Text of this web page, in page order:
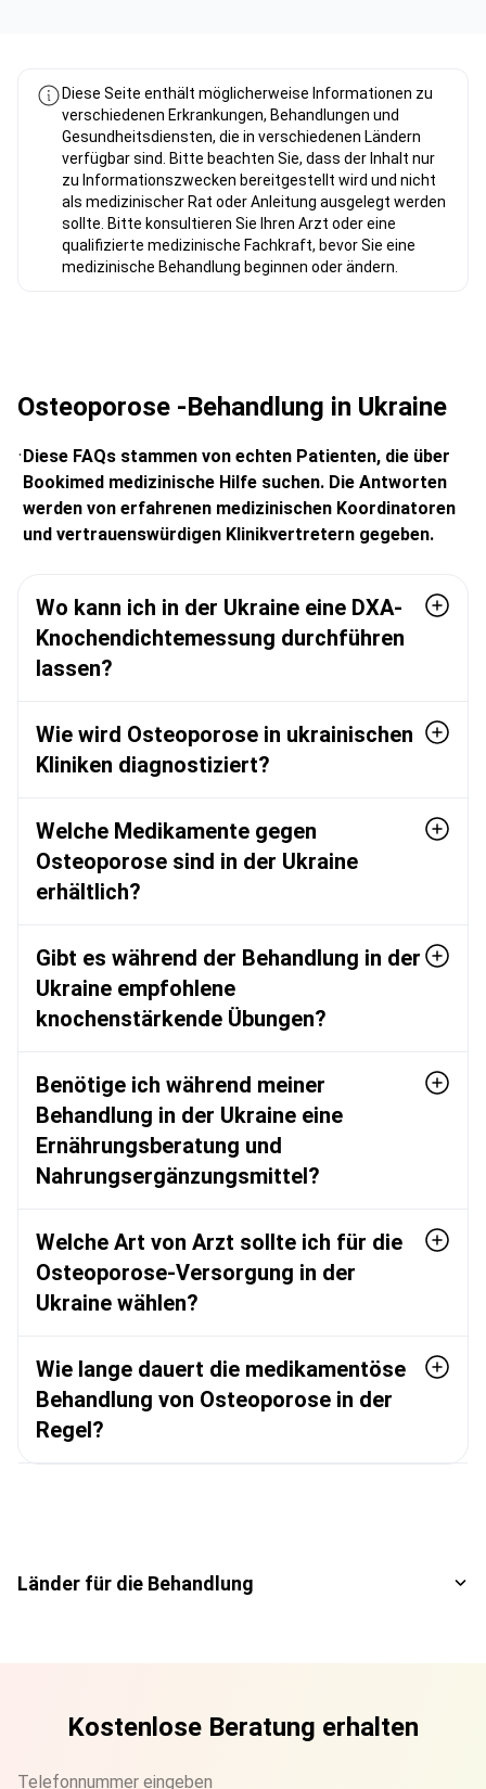
Diese Seite enthält möglicherweise Informationen zu
verschiedenen Erkrankungen, Behandlungen und
Gesundheitsdiensten, die in verschiedenen Ländern
verfügbar sind. Bitte beachten Sie, dass der Inhalt nur
zu Informationszwecken bereitgestellt wird und nicht
als medizinischer Rat oder Anleitung ausgelegt werden
sollte. Bitte konsultieren Sie Ihren Arzt oder eine
qualifizierte medizinische Fachkraft, bevor Sie eine
medizinische Behandlung beginnen oder ändern.
Osteoporose -Behandlung in Ukraine
Diese FAQs stammen von echten Patienten, die über
Bookimed medizinische Hilfe suchen. Die Antworten
werden von erfahrenen medizinischen Koordinatoren
und vertrauenswürdigen Klinikvertretern gegeben.
Wo kann ich in der Ukraine eine DXA-
Knochendichtemessung durchführen
lassen?
Wie wird Osteoporose in ukrainischen
Kliniken diagnostiziert?
Welche Medikamente gegen
Osteoporose sind in der Ukraine
erhältlich?
Gibt es während der Behandlung in der
Ukraine empfohlene
knochenstärkende Übungen?
Benötige ich während meiner
Behandlung in der Ukraine eine
Ernährungsberatung und
Nahrungsergänzungsmittel?
Welche Art von Arzt sollte ich für die
Osteoporose-Versorgung in der
Ukraine wählen?
Wie lange dauert die medikamentöse
Behandlung von Osteoporose in der
Regel?
Länder für die Behandlung
Kostenlose Beratung erhalten
Telefonnummer eingeben